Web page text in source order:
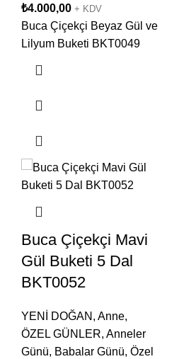
₺4.000,00 + KDV
Buca Çiçekçi Beyaz Gül ve
Lilyum Buketi BKT0049
Buca Çiçekçi Mavi
Gül Buketi 5 Dal
BKT0052
YENİ DOĞAN , Anne,
ÖZEL GÜNLER, Anneler
Günü, Babalar Günü, Özel